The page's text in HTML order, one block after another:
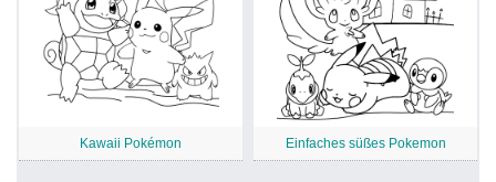
Kawaii Pokémon Einfaches süßes Pokemon